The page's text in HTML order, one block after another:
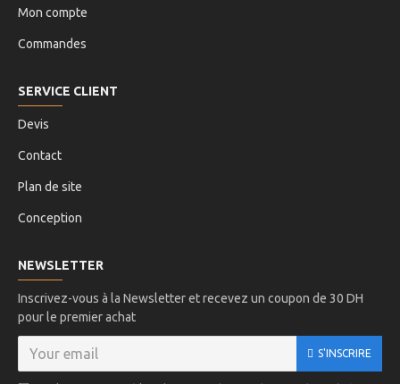
Mon compte
Commandes
SERVICE CLIENT
Devis
Contact
Plan de site
Conception
NEWSLETTER
Inscrivez-vous à la Newsletter et recevez un coupon de 30 DH
pour le premier achat
S'INSCRIRE